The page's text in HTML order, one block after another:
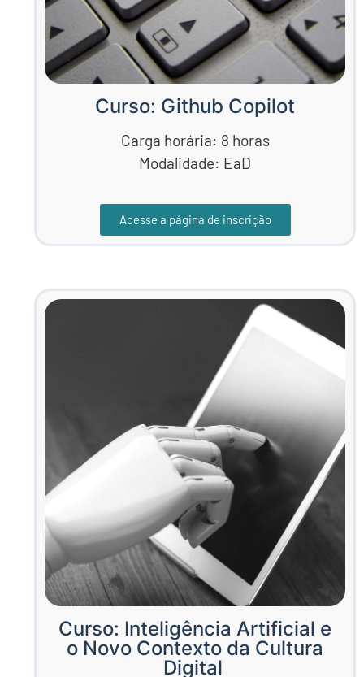
Curso: Github Copilot
Carga horária: 8 horas
Modalidade: EaD
Acesse a página de inscrição
Curso: Inteligência Artificial e
o Novo Contexto da Cultura
Digital